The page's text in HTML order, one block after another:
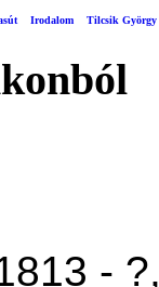
Irodalom Tilcsik György
-